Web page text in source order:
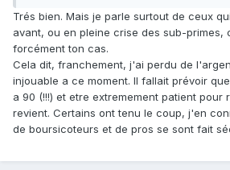
Trés bien. Mais je parle surtout de ceux
avant, ou en pleine crise des sub-primes,
forcément ton cas.
Cela dit, franchement, j'ai perdu de
injouable a ce moment. Il fallait prévoir
a 90 (!!!) et etre extremement patient pour
revient. Certains ont tenu le coup, j'en
de boursicoteurs et de pros se sont fait